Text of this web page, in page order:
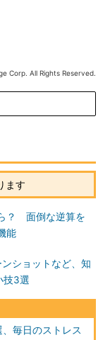
Corp. All Rights Reserved.
ます
？ 面倒な逆算を
能
ンショットなど、知
技3選
毎日のストレス